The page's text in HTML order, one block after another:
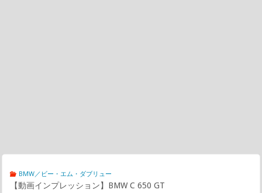
BMW／ビー・エム・ダブリュー
【動画インプレッション】BMW C 650 GT